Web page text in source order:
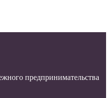
предпринимательства